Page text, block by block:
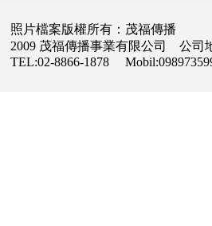
照片檔案版權所有：茂福傳播
2009 茂福傳播事業有限公司 公司
TEL:02-8866-1878